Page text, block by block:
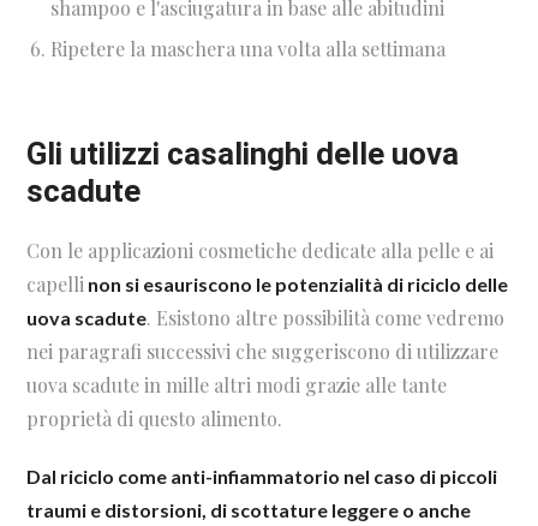
shampoo e l'asciugatura in base alle abitudini
Ripetere la maschera una volta alla settimana
Gli utilizzi casalinghi delle uova
scadute
Con le applicazioni cosmetiche dedicate alla pelle e ai
capelli non si esauriscono le potenzialità di riciclo delle
uova scadute. Esistono altre possibilità come vedremo
nei paragrafi successivi che suggeriscono di utilizzare
uova scadute in mille altri modi grazie alle tante
proprietà di questo alimento.
Dal riciclo come anti-infiammatorio nel caso di piccoli
traumi e distorsioni, di scottature leggere o anche